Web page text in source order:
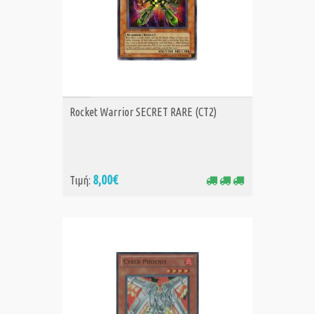
ΑΓΟΡΑ
Rocket Warrior SECRET RARE (CT2)
Τιμή: 8,00€